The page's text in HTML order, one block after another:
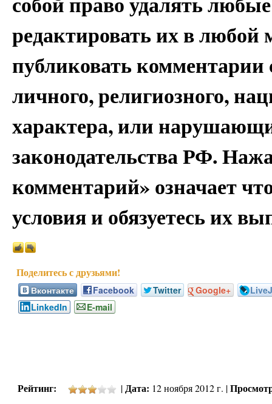
редактировать их в
публиковать
личного, религиозного,
характера, или
законодательства РФ.
комментарий» означает
условия и обязуетесь их
Вконтакте Facebook Twitter Google+
LinkedIn
E-mail
Рейтинг: |Дата: 12 ноября 2012 г. |